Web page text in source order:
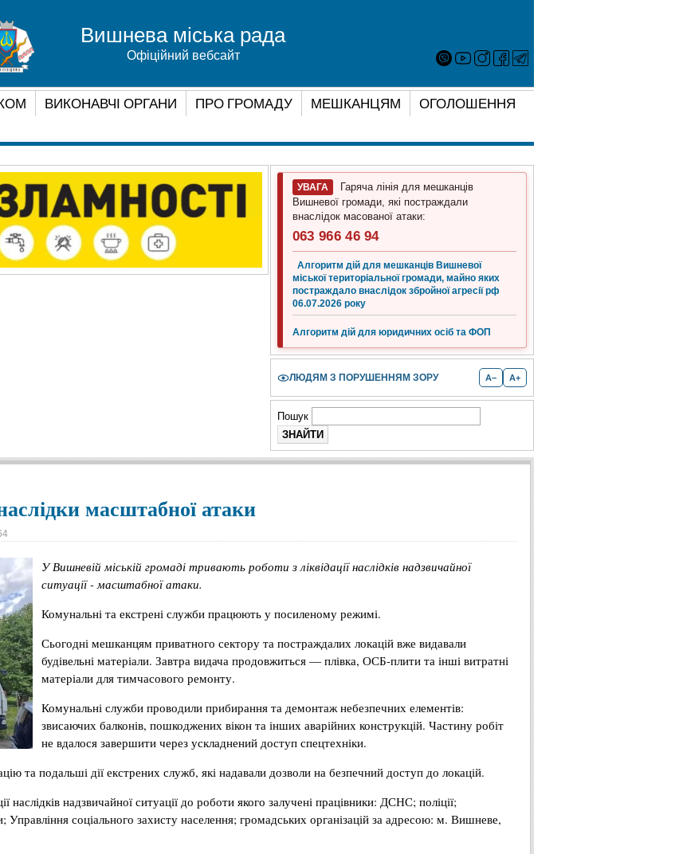
ВИКОНАВЧІ ОРГАНИ ПРО ГРОМАДУ МЕШКАНЦЯМ
ОГОЛОШЕННЯ
Вишнева міська рада
Офіційний вебсайт
УВАГА
Гаряча лінія для мешканців
Вишневої громади, які постраждали
внаслідок масованої атаки:
063 966 46 94
Алгоритм дій для мешканців Вишневої
міської територіальної громади, майно яких
постраждало внаслідок збройної агресії рф
06.07.2026 року
Алгоритм дій для юридичних осіб та ФОП
ЛЮДЯМ З ПОРУШЕННЯМ ЗОРУ A− A+
Пошук
масштабної атаки
У Вишневій міській громаді тривають роботи з ліквідації наслідків надзвичайної
ситуації - масштабної атаки.
Комунальні та екстрені служби працюють у посиленому режимі.
Сьогодні мешканцям приватного сектору та постраждалих локацій вже видавали
будівельні матеріали. Завтра видача продовжиться — плівка, ОСБ-плити та інші витратні
матеріали для тимчасового ремонту.
Комунальні служби проводили прибирання та демонтаж небезпечних елементів:
звисаючих балконів, пошкоджених вікон та інших аварійних конструкцій. Частину робіт
не вдалося завершити через ускладнений доступ спецтехніки.
та подальші дії екстрених служб, які надавали дозволи на безпечний доступ до локацій.
наслідків надзвичайної ситуації до роботи якого залучені працівники: ДСНС; поліції;
Управління соціального захисту населення; громадських організацій за адресою: м. Вишневе,